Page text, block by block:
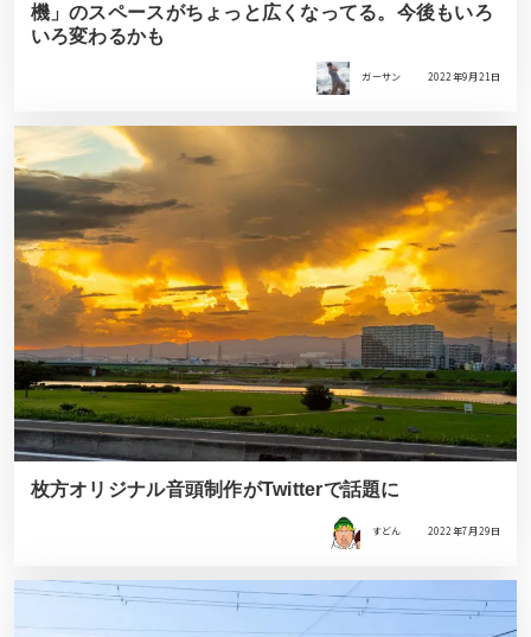
機」のスペースがちょっと広くなってる。今後もいろ
いろ変わるかも
ガーサン 2022年9月21日
枚方オリジナル音頭制作がTwitterで話題に
すどん 2022年7月29日